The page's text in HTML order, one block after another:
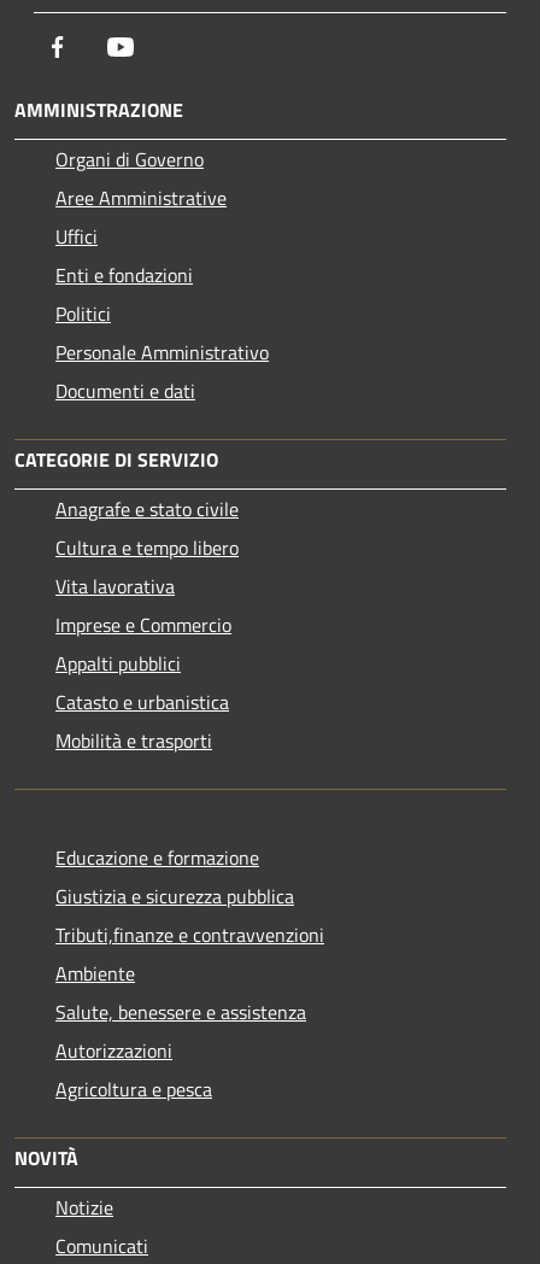
Facebook
AMMINISTRAZIONE
Organi di Governo
Aree Amministrative
Uffici
Enti e fondazioni
Politici
Personale Amministrativo
Documenti e dati
CATEGORIE DI SERVIZIO
Anagrafe e stato civile
Cultura e tempo libero
Vita lavorativa
Imprese e Commercio
Appalti pubblici
Catasto e urbanistica
Mobilità e trasporti
Educazione e formazione
Giustizia e sicurezza pubblica
Tributi,finanze e contravvenzioni
Ambiente
Salute, benessere e assistenza
Autorizzazioni
Agricoltura e pesca
NOVITÀ
Notizie
Comunicati